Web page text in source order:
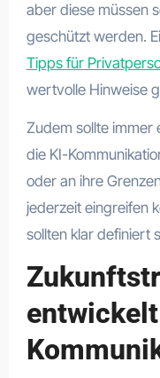
aber diese müssen
geschützt werden.
Tipps für
wertvolle Hinweise
Zudem sollte immer
die KI-
oder an ihre
jederzeit eingreifen
sollten klar definiert